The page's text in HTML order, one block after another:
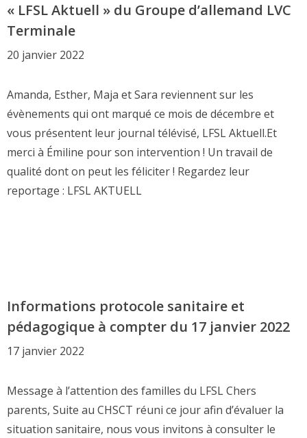
« LFSL Aktuell » du Groupe d’allemand LVC
Terminale
20 janvier 2022
Amanda, Esther, Maja et Sara reviennent sur les
évènements qui ont marqué ce mois de décembre et
vous présentent leur journal télévisé, LFSL Aktuell.Et
merci à Émiline pour son intervention ! Un travail de
qualité dont on peut les féliciter ! Regardez leur
reportage : LFSL AKTUELL
Informations protocole sanitaire et
pédagogique à compter du 17 janvier 2022
17 janvier 2022
Message à l’attention des familles du LFSL Chers
parents, Suite au CHSCT réuni ce jour afin d’évaluer la
situation sanitaire, nous vous invitons à consulter le